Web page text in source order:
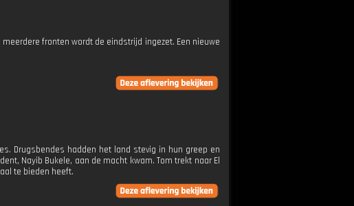
fronten wordt de eindstrijd ingezet. Een nieuwe
Drugsbendes hadden het land stevig in hun greep en
Nayib Bukele, aan de macht kwam. Tom trekt naar El
te bieden heeft.